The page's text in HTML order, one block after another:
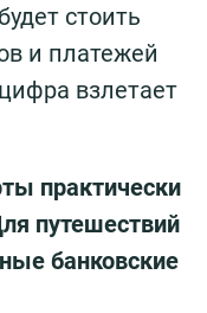
стоить
и платежей
взлетает
практически
путешествий
банковские